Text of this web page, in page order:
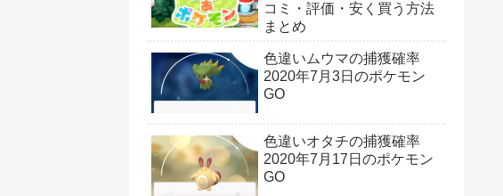
コミ・評価・安く買う方法
まとめ
色違いムウマの捕獲確率
2020年7月3日のポケモン
GO
色違いオタチの捕獲確率
2020年7月17日のポケモン
GO